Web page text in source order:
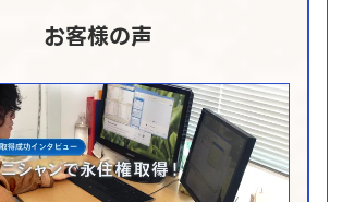
お客様の声